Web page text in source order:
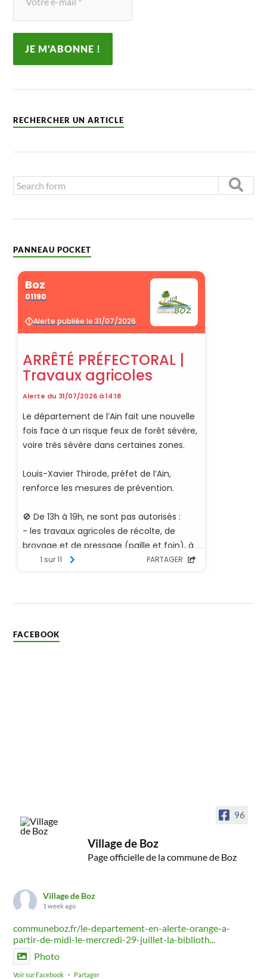
RECHERCHER UN ARTICLE
PANNEAU POCKET
FACEBOOK
96
Village de Boz
Page officielle de la commune de Boz
Village de Boz
1 week ago
communeboz.fr/le-departement-en-alerte-orange-a-
partir-de-midi-le-mercredi-29-juillet-la-biblioth...
Photo
Voir sur Facebook · Partager